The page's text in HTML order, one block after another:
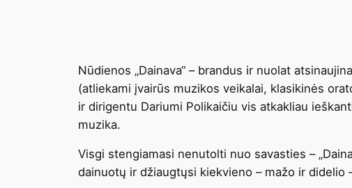
Nūdienos „Dainava“ – brandus ir nuolat
(atliekami įvairūs muzikos veikalai, klasikinės
ir dirigentu Dariumi Polikaičiu vis atkakliau
muzika.
Visgi stengiamasi nenutolti nuo savasties –
dainuotų ir džiaugtųsi kiekvieno – mažo ir didelio